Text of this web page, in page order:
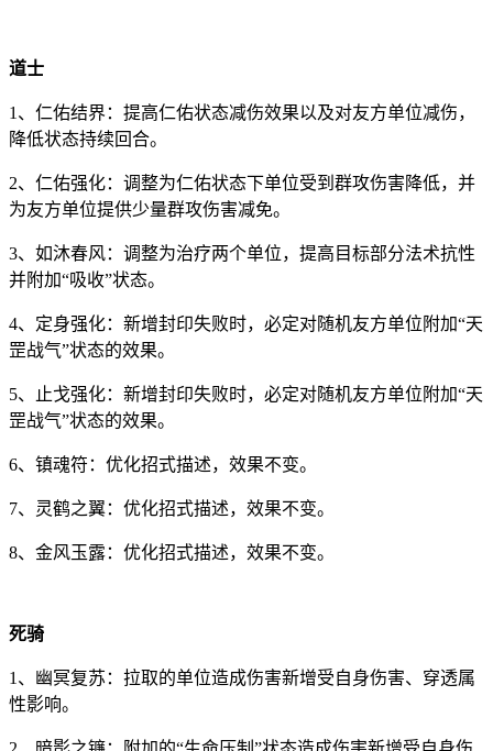
道士
1、仁佑结界：提高仁佑状态减伤效果以及对友方单位减伤，
降低状态持续回合。
2、仁佑强化：调整为仁佑状态下单位受到群攻伤害降低，并
为友方单位提供少量群攻伤害减免。
3、如沐春风：调整为治疗两个单位，提高目标部分法术抗性
并附加“吸收”状态。
4、定身强化：新增封印失败时，必定对随机友方单位附加“天
罡战气”状态的效果。
5、止戈强化：新增封印失败时，必定对随机友方单位附加“天
罡战气”状态的效果。
6、镇魂符：优化招式描述，效果不变。
7、灵鹤之翼：优化招式描述，效果不变。
8、金风玉露：优化招式描述，效果不变。
死骑
1、幽冥复苏：拉取的单位造成伤害新增受自身伤害、穿透属
性影响。